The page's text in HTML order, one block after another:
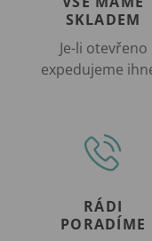
SKLADEM
Je-li otevřeno
expedujeme
RÁDI
PORADÍME